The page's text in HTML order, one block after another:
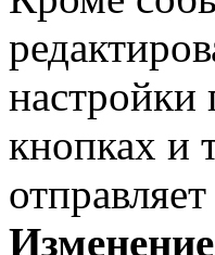
настройки
кнопках и